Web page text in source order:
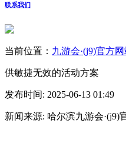
联系我们
当前位置： 九游会·(j9)官方
供敏捷无效的活动方案
发布时间: 2025-06-13 01:49
新闻来源: 哈尔滨九游会·(j9)